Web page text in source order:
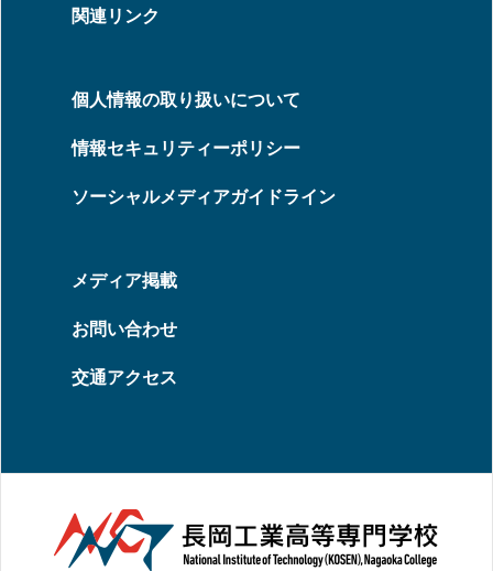
関連リンク
個人情報の取り扱いについて
情報セキュリティーポリシー
ソーシャルメディアガイドライン
メディア掲載
お問い合わせ
交通アクセス